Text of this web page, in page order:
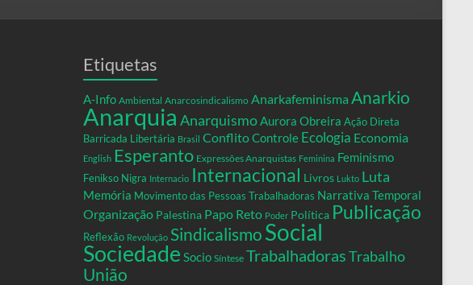
Etiquetas
A-Info Ambiental Anarcosindicalismo Anarkafeminisma Anarkio
Anarquia AnarquismoAurora Obreira Ação Direta
Barricada Libertária Brasil ConflitoControle Ecologia Economia
English Esperanto Expressões Anarquistas Feminina Feminismo
Fenikso Nigra Internacio Internacional Livros Lukto Luta
Memória Movimento das Pessoas Trabalhadoras Narrativa Temporal
Organização Palestina Papo Reto Poder Política Publicação
Reflexão Revolução Sindicalismo Social
Sociedade Socio Síntese TrabalhadorasTrabalho
União